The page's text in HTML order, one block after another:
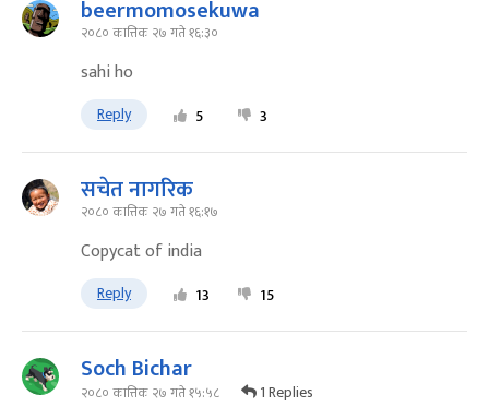
beermomosekuwa
२०८० कात्तिक २७ गते १६:३०
sahi ho
Reply 5 3
सचेत नागरिक
२०८० कात्तिक २७ गते १६:१७
Copycat of india
Reply 13 15
Soch Bichar
२०८० कात्तिक २७ गते १५:५८ 1 Replies